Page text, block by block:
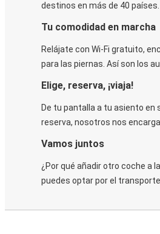
destinos en más de 40 países.
Tu comodidad en marcha
Relájate con Wi-Fi gratuito,
para las piernas. Así son los
Elige, reserva, ¡viaja!
De tu pantalla a tu asiento en
reserva, nosotros nos
Vamos juntos
¿Por qué añadir otro coche a
puedes optar por el